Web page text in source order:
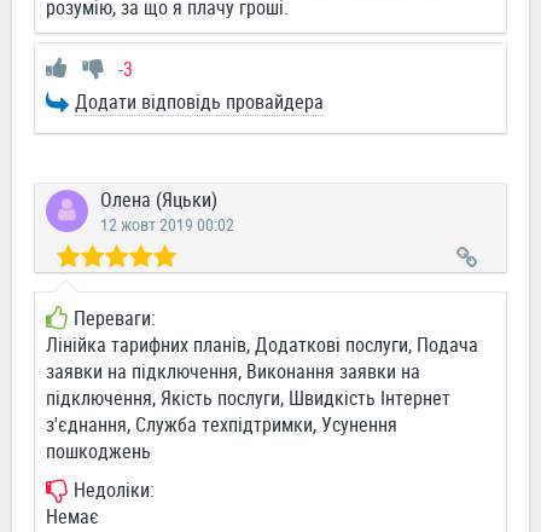
розумію, за що я плачу гроші.
-3
Додати відповідь провайдера
Олена (Яцьки)
12 жовт 2019 00:02
Переваги:
Лінійка тарифних планів, Додаткові послуги, Подача
заявки на підключення, Виконання заявки на
підключення, Якість послуги, Швидкість Інтернет
з'єднання, Служба техпідтримки, Усунення
пошкоджень
Недоліки:
Немає